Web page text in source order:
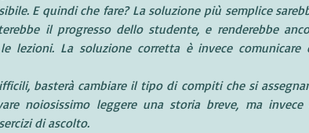
E quindi che fare? La soluzione più semplice
il progresso dello studente, e renderebbe
lezioni. La soluzione corretta è invece comunicare
basterà cambiare il tipo di compiti che si
noiosissimo leggere una storia breve, ma invece
di ascolto.